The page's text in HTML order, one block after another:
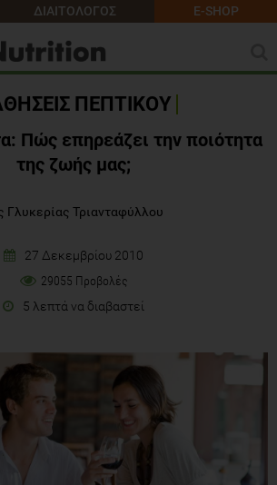
ΔΙΑΙΤΟΛΟΓΟΣ E-SHOP
ΠΕΠΤΙΚΟΥ
Πώς επηρεάζει την ποιότητα
της ζωής μας;
Γλυκερίας Τριανταφύλλου
27 Δεκεμβρίου 2010
29055 Προβολές
5 λεπτά να διαβαστεί